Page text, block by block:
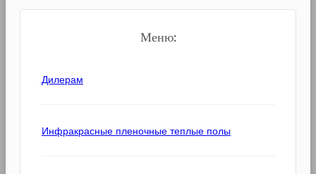
Меню:
Дилерам
Инфракрасные пленочные теплые полы